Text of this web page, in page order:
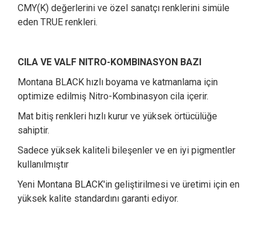
CMY(K) değerlerini ve özel sanatçı renklerini simüle
eden TRUE renkleri.
CILA VE VALF NITRO-KOMBINASYON BAZI
Montana BLACK hızlı boyama ve katmanlama için
optimize edilmiş Nitro-Kombinasyon cila içerir.
Mat bitiş renkleri hızlı kurur ve yüksek örtücülüğe
sahiptir.
Sadece yüksek kaliteli bileşenler ve en iyi pigmentler
kullanılmıştır
Yeni Montana BLACK'in geliştirilmesi ve üretimi için en
yüksek kalite standardını garanti ediyor.